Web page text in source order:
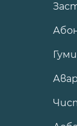
Гуми